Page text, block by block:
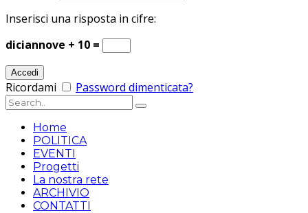
Inserisci una risposta in cifre:
diciannove + 10 =
Ricordami Password dimenticata?
Home
POLITICA
EVENTI
Progetti
La nostra rete
ARCHIVIO
CONTATTI